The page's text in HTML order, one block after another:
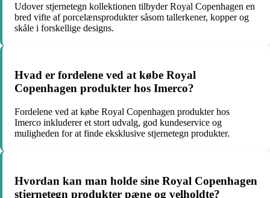
Udover stjernetegn kollektionen tilbyder Royal Copenhagen en
bred vifte af porcelænsprodukter såsom tallerkener, kopper og
skåle i forskellige designs.
Hvad er fordelene ved at købe Royal
Copenhagen produkter hos Imerco?
Fordelene ved at købe Royal Copenhagen produkter hos
Imerco inkluderer et stort udvalg, god kundeservice og
muligheden for at finde eksklusive stjernetegn produkter.
Hvordan kan man holde sine Royal Copenhagen
stjernetegn produkter pæne og velholdte?